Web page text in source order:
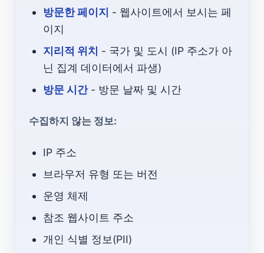
방문한 페이지 - 웹사이트에서 보시는 페
이지
지리적 위치 - 국가 및 도시 (IP 주소가 아
닌 집계 데이터에서 파생)
방문 시간- 방문 날짜 및 시간
수집하지 않는 정보:
IP 주소
브라우저 유형 또는 버전
운영 체제
참조 웹사이트 주소
개인 식별 정보(PII)